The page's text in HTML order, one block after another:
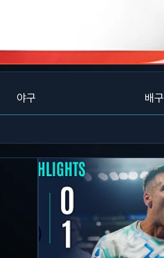
야구 배구